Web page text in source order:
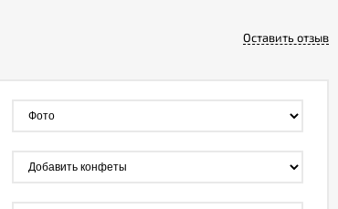
Оставить отзыв